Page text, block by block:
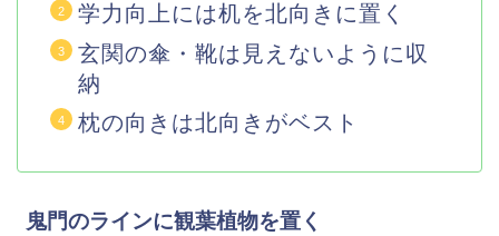
学力向上には机を北向きに置く
玄関の傘・靴は見えないように収
納
枕の向きは北向きがベスト
鬼門のラインに観葉植物を置く